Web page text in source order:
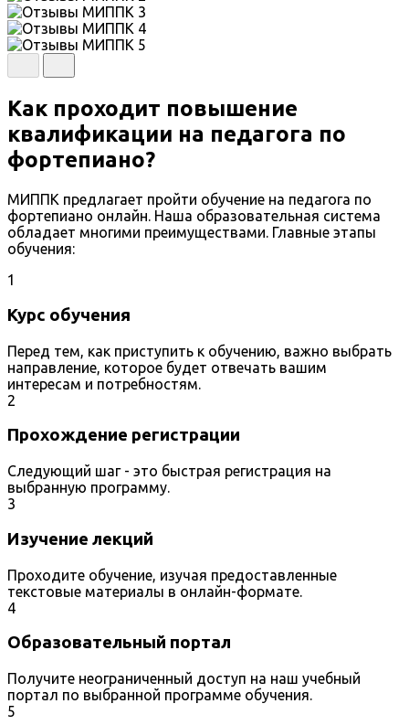
Как проходит повышение
квалификации на педагога по
фортепиано?
МИППК предлагает пройти обучение на педагога по
фортепиано онлайн. Наша образовательная система
обладает многими преимуществами. Главные этапы
обучения:
1
Курс обучения
Перед тем, как приступить к обучению, важно выбрать
направление, которое будет отвечать вашим
интересам и потребностям.
2
Прохождение регистрации
Следующий шаг - это быстрая регистрация на
выбранную программу.
3
Изучение лекций
Проходите обучение, изучая предоставленные
текстовые материалы в онлайн-формате.
4
Образовательный портал
Получите неограниченный доступ на наш учебный
портал по выбранной программе обучения.
5